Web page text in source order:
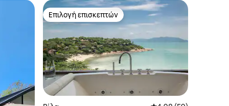
Επιλογή επισκεπτών
Επιλογή επισκεπτών